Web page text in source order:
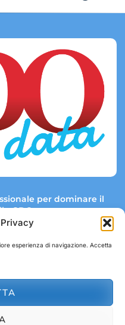
esperienza di navigazione. Accetta
per dominare il
GDO.
abbonamenti@gdodata.it